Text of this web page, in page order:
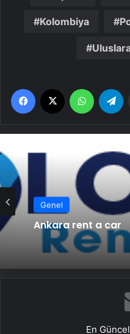
Kolombiya
Facebook WhatsApp
Genel
Ankara rent a car
En